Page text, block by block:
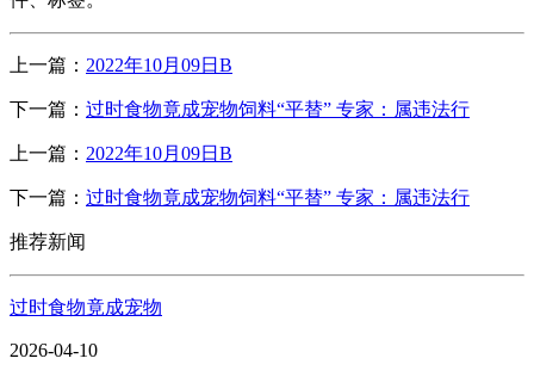
上一篇： 2022年10月09日B
下一篇： 过时食物竟成宠物饲料“平替” 专家：属违法行
上一篇： 2022年10月09日B
下一篇： 过时食物竟成宠物饲料“平替” 专家：属违法行
推荐新闻
过时食物竟成宠物
2026-04-10